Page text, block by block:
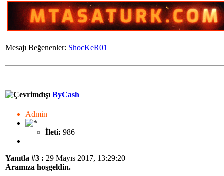
Mesajı Beğenenler: ShocKeR01
ByCash
Admin
İleti: 986
Yanıtla #3 : 29 Mayıs 2017, 13:29:20
Aramıza hoşgeldin.